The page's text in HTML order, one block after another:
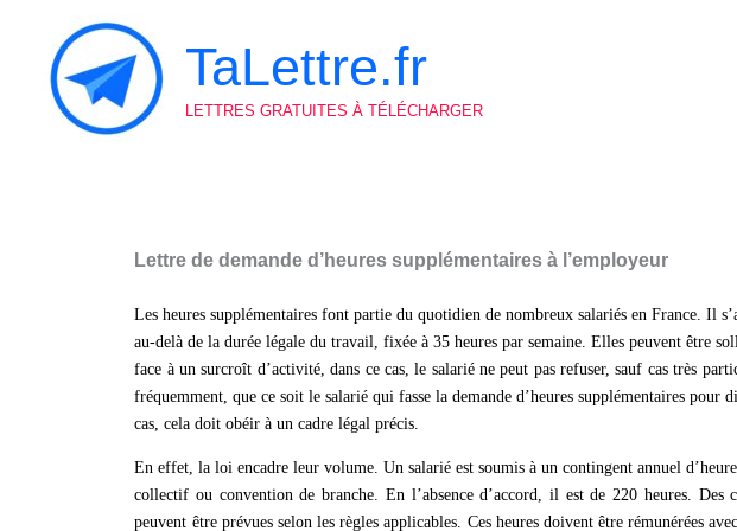
TaLettre.fr
LETTRES GRATUITES À TÉLÉCHARGER
Lettre de demande d’heures supplémentaires à l’employeur
Les heures supplémentaires font partie du quotidien de nombreux salariés en France. Il
au-delà de la durée légale du travail, fixée à 35 heures par semaine. Elles peuvent être
face à un surcroît d’activité, dans ce cas, le salarié ne peut pas refuser, sauf cas très
fréquemment, que ce soit le salarié qui fasse la demande d’heures supplémentaires pour
cas, cela doit obéir à un cadre légal précis.
En effet, la loi encadre leur volume. Un salarié est soumis à un contingent annuel
collectif ou convention de branche. En l’absence d’accord, il est de 220 heures. Des
peuvent être prévues selon les règles applicables. Ces heures doivent être rémunérées